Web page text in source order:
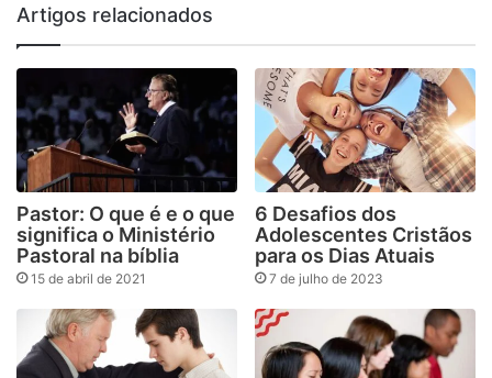
Artigos relacionados
Pastor: O que é e o que
significa o Ministério
Pastoral na bíblia
15 de abril de 2021
6 Desafios dos
Adolescentes Cristãos
para os Dias Atuais
7 de julho de 2023